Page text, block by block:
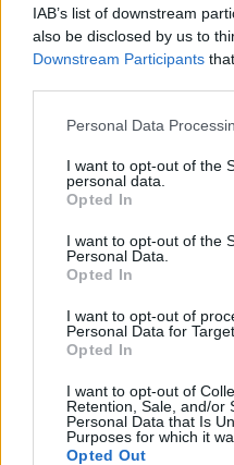
IAB’s list of downstream
also be disclosed by us to
Downstream Participants
Personal Data
I want to opt-out of the
personal data.
Opted In
I want to opt-out of the
Personal Data.
Opted In
I want to opt-out of
Personal Data for
Opted In
I want to opt-out of
Retention, Sale, and/or
Personal Data that Is
Purposes for which it
Opted Out
Vila Viçosa: Badoxa, Vitor
Capuchos
atam este ano...
8 Agosto, 2026 - 12:00